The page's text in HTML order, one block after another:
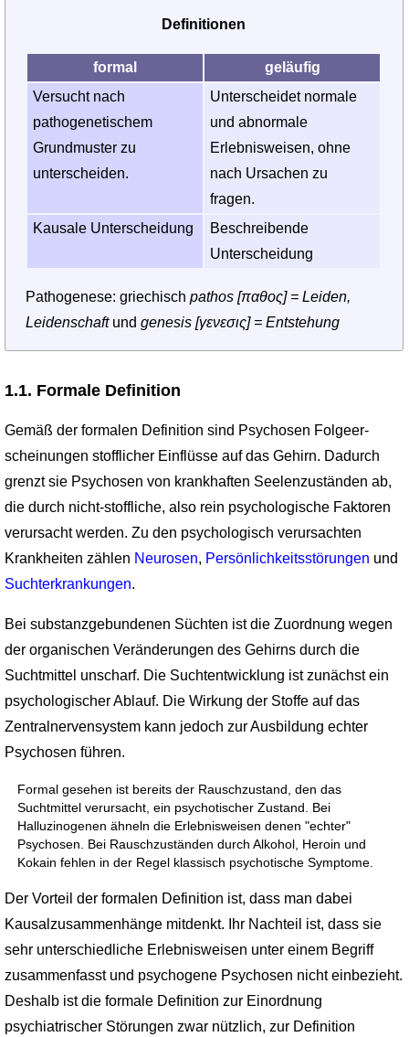
Definitionen
formal
geläufig
Versucht nach
pathogenetischem
Grundmuster zu
unterscheiden.
Unterscheidet normale
und abnormale
Erlebnisweisen, ohne
nach Ursachen zu
fragen.
Kausale Unterscheidung
Beschreibende
Unterscheidung
Pathogenese: griechischpathos [παθος] = Leiden,
Leidenschaftundgenesis [γενεσις] = Entstehung
1.1. Formale Definition
Gemäß der formalen Definition sind Psychosen Folgeer­
scheinungen stofflicher Einflüsse auf das Gehirn. Dadurch
grenzt sie Psychosen von krankhaften Seelenzuständen ab,
die durch nicht-stoffliche, also rein psychologische Faktoren
verursacht werden. Zu den psychologisch verursachten
Krankheiten zählen Neurosen, Persönlichkeits­störungen und
Suchterkrankungen.
Bei substanzgebundenen Süchten ist die Zuordnung wegen
der organischen Verände­rungen des Gehirns durch die
Suchtmittel unscharf. Die Suchtentwicklung ist zunächst ein
psychologischer Ablauf. Die Wirkung der Stoffe auf das
Zentralnerven­system kann jedoch zur Ausbildung echter
Psychosen führen.
Formal gesehen ist bereits der Rauschzustand, den das
Suchtmittel verursacht, ein psychotischer Zustand. Bei
Halluzinogenen ähneln die Erlebnisweisen denen "echter"
Psychosen. Bei Rauschzuständen durch Alkohol, Heroin und
Kokain fehlen in der Regel klassisch psychotische Symptome.
Der Vorteil der formalen Definition ist, dass man dabei
Kausalzusammenhänge mitdenkt. Ihr Nachteil ist, dass sie
sehr unterschiedliche Erlebnisweisen unter einem Begriff
zusammenfasst und psychogene Psychosen nicht einbezieht.
Deshalb ist die formale Definition zur Einordnung
psychiatrischer Störungen zwar nützlich, zur Definition